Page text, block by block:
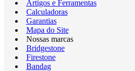
Artigos e Ferramentas
Calculadoras
Garantias
Mapa do Site
Nossas marcas
Bridgestone
Firestone
Bandag